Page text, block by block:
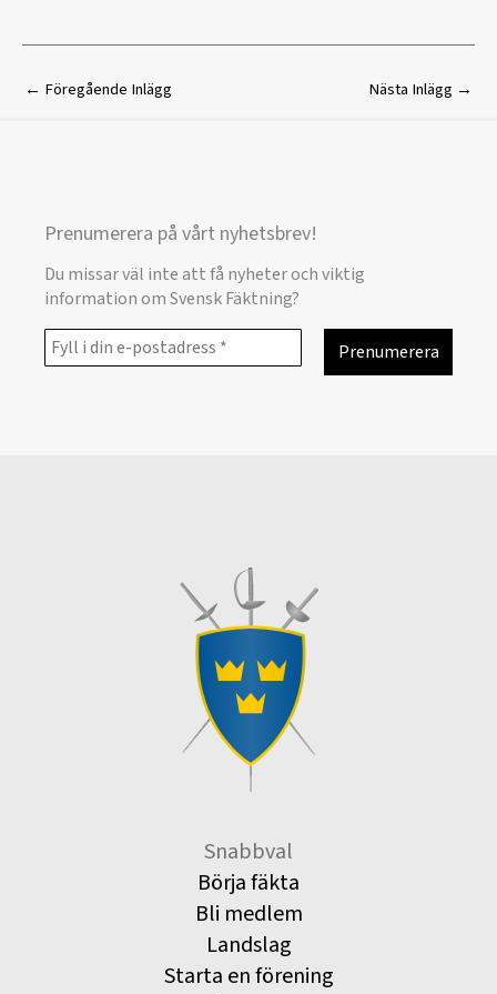
← Föregående Inlägg Nästa Inlägg →
Prenumerera på vårt nyhetsbrev!
Du missar väl inte att få nyheter och viktig
information om Svensk Fäktning?
Snabbval
Börja fäkta
Bli medlem
Landslag
Starta en förening